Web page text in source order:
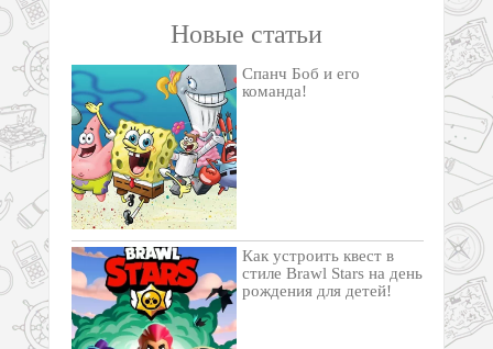
Новые статьи
Спанч Боб и его
команда!
Как устроить квест в
стиле Brawl Stars на день
рождения для детей!